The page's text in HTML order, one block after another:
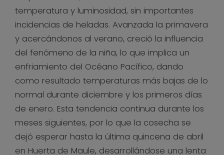
temperatura y luminosidad, sin importantes
incidencias de heladas. Avanzada la primavera
y acercándonos al verano, creció la influencia
del fenómeno de la niña, lo que implica un
enfriamiento del Océano Pacífico, dando
como resultado temperaturas más bajas de lo
normal durante diciembre y los primeros días
de enero. Esta tendencia continua durante los
meses siguientes, por lo que la cosecha se
dejó esperar hasta la última quincena de abril
en Huerta de Maule, desarrollándose una lenta